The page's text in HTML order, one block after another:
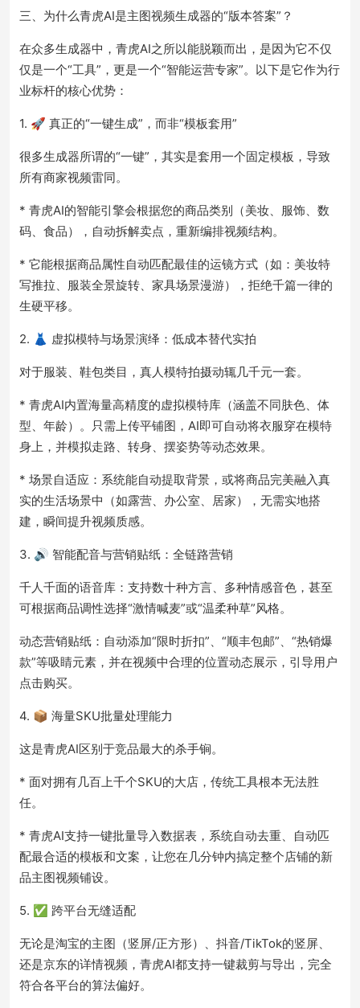
三、为什么青虎AI是主图视频生成器的“版本答案”？
在众多生成器中，青虎AI之所以能脱颖而出，是因为它不仅
仅是一个“工具”，更是一个“智能运营专家”。以下是它作为行
业标杆的核心优势：
1. 🚀 真正的“一键生成”，而非“模板套用”
很多生成器所谓的“一键”，其实是套用一个固定模板，导致
所有商家视频雷同。
* 青虎AI的智能引擎会根据您的商品类别（美妆、服饰、数
码、食品），自动拆解卖点，重新编排视频结构。
* 它能根据商品属性自动匹配最佳的运镜方式（如：美妆特
写推拉、服装全景旋转、家具场景漫游），拒绝千篇一律的
生硬平移。
2. 👗 虚拟模特与场景演绎：低成本替代实拍
对于服装、鞋包类目，真人模特拍摄动辄几千元一套。
* 青虎AI内置海量高精度的虚拟模特库（涵盖不同肤色、体
型、年龄）。只需上传平铺图，AI即可自动将衣服穿在模特
身上，并模拟走路、转身、摆姿势等动态效果。
* 场景自适应：系统能自动提取背景，或将商品完美融入真
实的生活场景中（如露营、办公室、居家），无需实地搭
建，瞬间提升视频质感。
3. 🔊 智能配音与营销贴纸：全链路营销
千人千面的语音库：支持数十种方言、多种情感音色，甚至
可根据商品调性选择“激情喊麦”或“温柔种草”风格。
动态营销贴纸：自动添加“限时折扣”、“顺丰包邮”、“热销爆
款”等吸睛元素，并在视频中合理的位置动态展示，引导用户
点击购买。
4. 📦 海量SKU批量处理能力
这是青虎AI区别于竞品最大的杀手锏。
* 面对拥有几百上千个SKU的大店，传统工具根本无法胜
任。
* 青虎AI支持一键批量导入数据表，系统自动去重、自动匹
配最合适的模板和文案，让您在几分钟内搞定整个店铺的新
品主图视频铺设。
5. ✅ 跨平台无缝适配
无论是淘宝的主图（竖屏/正方形）、抖音/TikTok的竖屏、
还是京东的详情视频，青虎AI都支持一键裁剪与导出，完全
符合各平台的算法偏好。